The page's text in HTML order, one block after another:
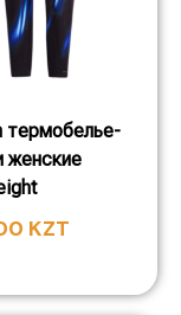
термобелье-
женские
KZT